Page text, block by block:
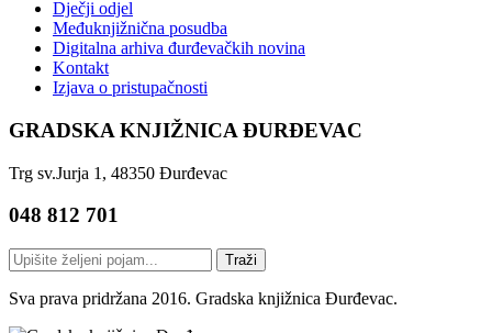
Dječji odjel
Međuknjižnična posudba
Digitalna arhiva đurđevačkih novina
Kontakt
Izjava o pristupačnosti
GRADSKA KNJIŽNICA ĐURĐEVAC
Trg sv.Jurja 1, 48350 Đurđevac
048 812 701
Traži
Sva prava pridržana 2016. Gradska knjižnica Đurđevac.